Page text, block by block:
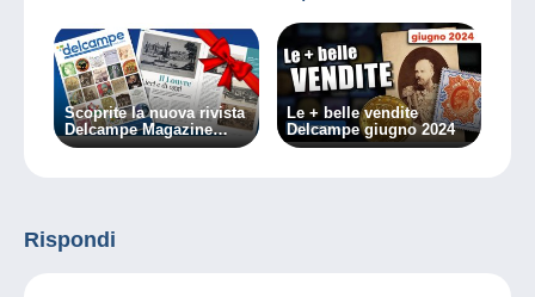
Scoprite la nuova rivista
Delcampe Magazine
Serie Speciale n.2
Le + belle vendite
Delcampe giugno 2024
Rispondi